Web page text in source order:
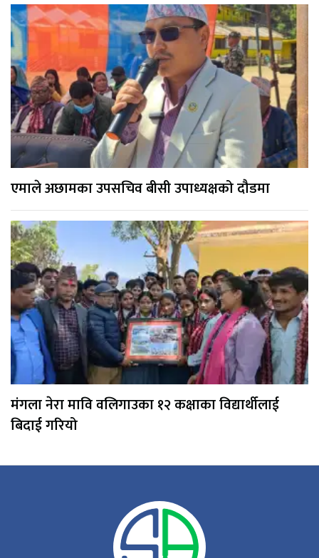
एमाले अछामका उपसचिव बीसी उपाध्यक्षको दौडमा
मंगला नेरा मावि वलिगाउका १२ कक्षाका विद्यार्थीलाई
बिदाई गरियो